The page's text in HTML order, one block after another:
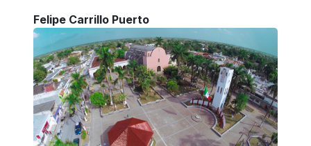
Felipe Carrillo Puerto